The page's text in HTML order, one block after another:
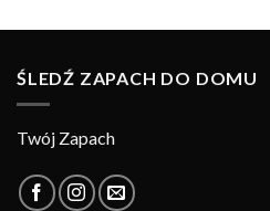
ŚLEDŹ ZAPACH DO DOMU
Twój Zapach